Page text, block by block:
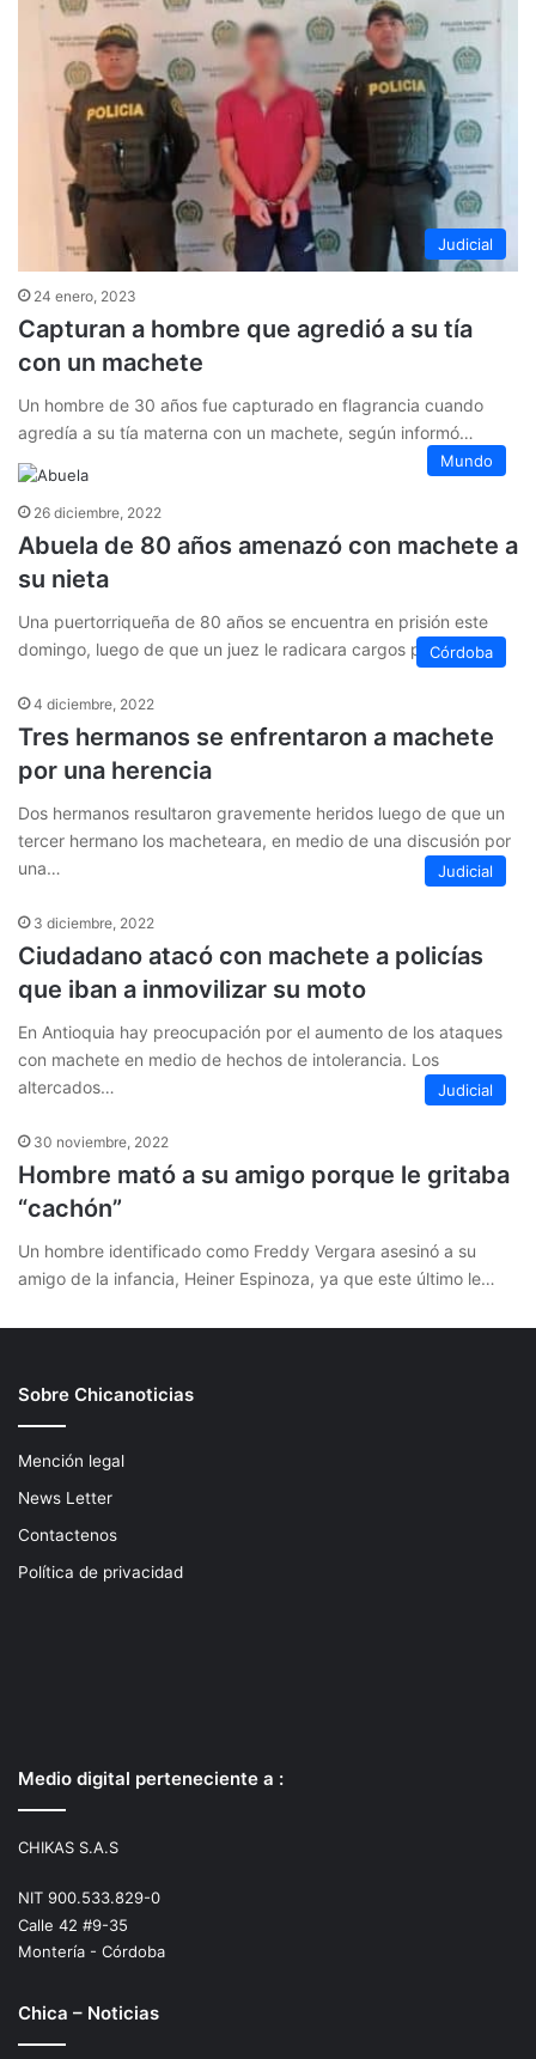
Judicial
24 enero, 2023
Capturan a hombre que agredió a su tía
con un machete
Un hombre de 30 años fue capturado en flagrancia cuando
agredía a su tía materna con un machete, según informó…
Mundo
26 diciembre, 2022
Abuela de 80 años amenazó con machete a
su nieta
Una puertorriqueña de 80 años se encuentra en prisión este
domingo, luego de que un juez le radicara cargos porque…
Córdoba
4 diciembre, 2022
Tres hermanos se enfrentaron a machete
por una herencia
Dos hermanos resultaron gravemente heridos luego de que un
tercer hermano los macheteara, en medio de una discusión por
una…
Judicial
3 diciembre, 2022
Ciudadano atacó con machete a policías
que iban a inmovilizar su moto
En Antioquia hay preocupación por el aumento de los ataques
con machete en medio de hechos de intolerancia. Los
altercados…
Judicial
30 noviembre, 2022
Hombre mató a su amigo porque le gritaba
“cachón”
Un hombre identificado como Freddy Vergara asesinó a su
amigo de la infancia, Heiner Espinoza, ya que este último le…
Sobre Chicanoticias
Mención legal
News Letter
Contactenos
Política de privacidad
Medio digital perteneciente a :
CHIKAS S.A.S
NIT 900.533.829-0
Calle 42 #9-35
Montería - Córdoba
Chica – Noticias